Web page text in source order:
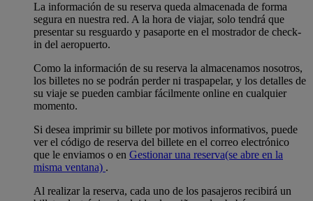
La información de su reserva queda almacenada de forma
segura en nuestra red. A la hora de viajar, solo tendrá que
presentar su resguardo y pasaporte en el mostrador de check-
in del aeropuerto.
Como la información de su reserva la almacenamos nosotros,
los billetes no se podrán perder ni traspapelar, y los detalles de
su viaje se pueden cambiar fácilmente online en cualquier
momento.
Si desea imprimir su billete por motivos informativos, puede
ver el código de reserva del billete en el correo electrónico
que le enviamos o en Gestionar una reserva(se abre en la
misma ventana) .
Al realizar la reserva, cada uno de los pasajeros recibirá un